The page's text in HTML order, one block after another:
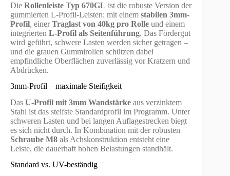
Die Rollenleiste Typ 670GL ist die robuste Version der
gummierten L-Profil-Leisten: mit einem stabilen 3mm-
Profil, einerTraglast von 40kg pro Rolle und einem
integrierten L-Profil als Seitenführung. Das Fördergut
wird geführt, schwere Lasten werden sicher getragen –
und die grauen Gummirollen schützen dabei
empfindliche Oberflächen zuverlässig vor Kratzern und
Abdrücken.
3mm-Profil – maximale Steifigkeit
Das U-Profil mit 3mm Wandstärke aus verzinktem
Stahl ist das steifste Standardprofil im Programm. Unter
schweren Lasten und bei langen Auflagestrecken biegt
es sich nicht durch. In Kombination mit der robusten
Schraube M8 als Achskonstruktion entsteht eine
Leiste, die dauerhaft hohen Belastungen standhält.
Standard vs. UV-beständig